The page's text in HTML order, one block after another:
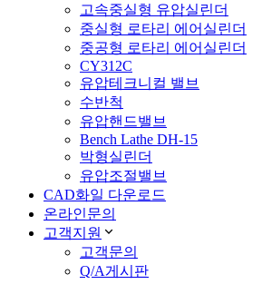
고속중실형 유압실린더
중실형 로타리 에어실린더
중공형 로타리 에어실린더
CY312C
유압테크니컬 밸브
수반척
유압핸드밸브
Bench Lathe DH-15
박형실린더
유압조절밸브
CAD화일 다운로드
온라인문의
고객지원
고객문의
Q/A게시판